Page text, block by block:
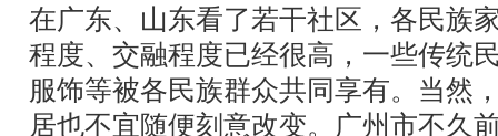
在广东、山东看了若干社区，各民族
程度、交融程度已经很高，一些传统
服饰等被各民族群众共同享有。当然
居也不宜随便刻意改变。广州市不久